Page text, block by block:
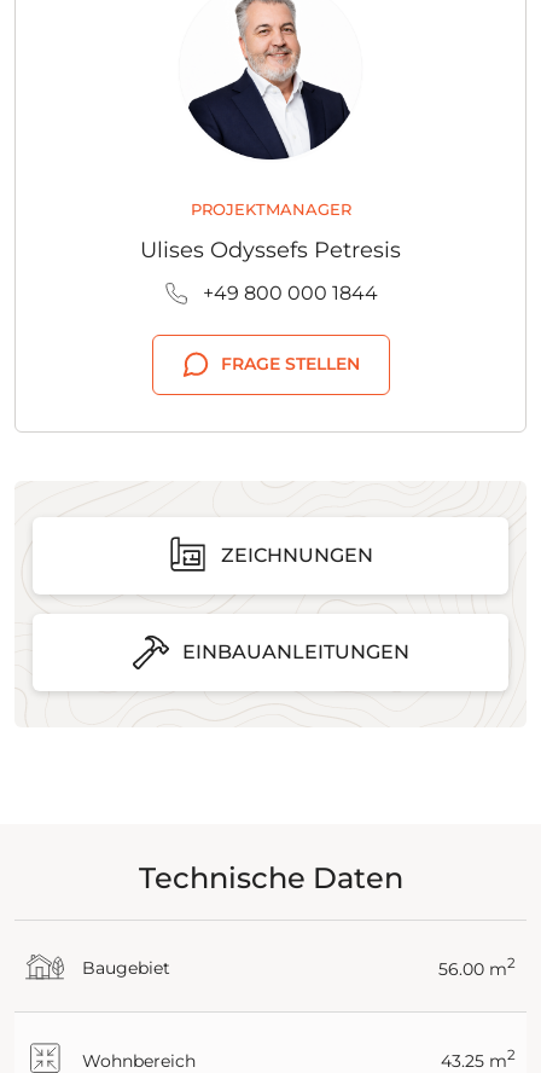
PROJEKTMANAGER
Ulises Odyssefs Petresis
+49 800 000 1844
FRAGE STELLEN
ZEICHNUNGEN
EINBAUANLEITUNGEN
Technische Daten
Baugebiet 56.00 m2
Wohnbereich 43.25 m2